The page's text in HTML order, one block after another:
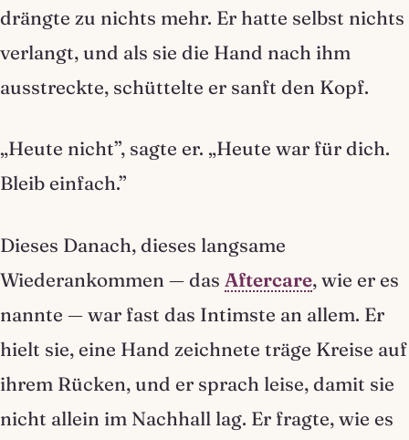
drängte zu nichts mehr. Er hatte selbst nichts
verlangt, und als sie die Hand nach ihm
ausstreckte, schüttelte er sanft den Kopf.
„Heute nicht”, sagte er. „Heute war für dich.
Bleib einfach.”
Dieses Danach, dieses langsame
Wiederankommen — das Aftercare, wie er es
nannte — war fast das Intimste an allem. Er
hielt sie, eine Hand zeichnete träge Kreise auf
ihrem Rücken, und er sprach leise, damit sie
nicht allein im Nachhall lag. Er fragte, wie es